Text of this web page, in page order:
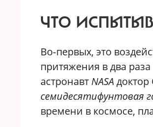
ЧТО
Во‑первых, это
притяжения в два
астронавт NASA
семидесятифунтовая
времени в космосе,